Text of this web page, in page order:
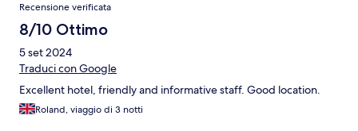
Recensione verificata
8/10 Ottimo
5 set 2024
Traduci con Google
Excellent hotel, friendly and informative staff. Good location.
Roland, viaggio di 3 notti